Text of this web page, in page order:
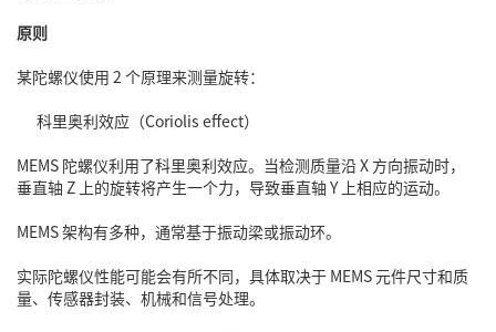
原则
某陀螺仪使用 2 个原理来测量旋转：
科里奥利效应（Coriolis effect）
MEMS 陀螺仪利用了科里奥利效应。当检测质量沿 X 方向振动时，
垂直轴 Z 上的旋转将产生一个力，导致垂直轴 Y 上相应的运动。
MEMS 架构有多种，通常基于振动梁或振动环。
实际陀螺仪性能可能会有所不同，具体取决于 MEMS 元件尺寸和质
量、传感器封装、机械和信号处理。